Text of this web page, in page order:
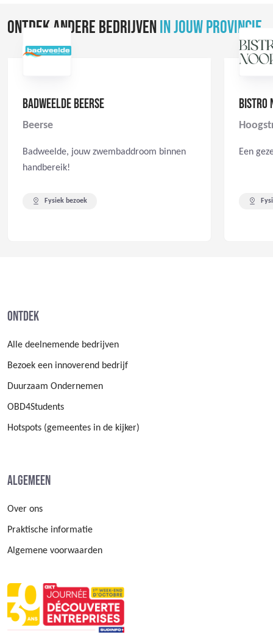
ONTDEK ANDERE BEDRIJVENIN JOUW PROVINCIE
BADWEELDE BEERSE
Beerse
Badweelde, jouw zwembaddroom binnen
handbereik!
Fysiek bezoek
BISTRO
Een
Ontdek
Alle deelnemende bedrijven
Bezoek een innoverend bedrijf
Duurzaam Ondernemen
OBD4Students
Hotspots (gemeentes in de kijker)
Algemeen
Over ons
Praktische informatie
Algemene voorwaarden